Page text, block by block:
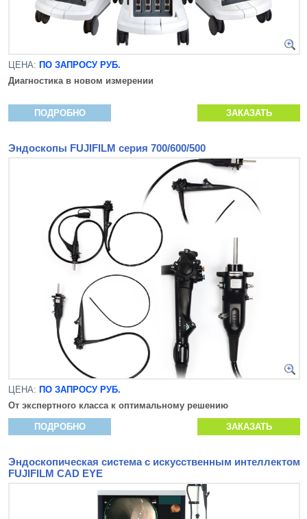
ЦЕНА: ПО ЗАПРОСУ РУБ.
Диагностика в новом измерении
ПОДРОБНО ЗАКАЗАТЬ
Эндоскопы FUJIFILM серия 700/600/500
ЦЕНА: ПО ЗАПРОСУ РУБ.
От экспертного класса к оптимальному решению
ПОДРОБНО ЗАКАЗАТЬ
Эндоскопическая система с искусственным интеллектом
FUJIFILM CAD EYE